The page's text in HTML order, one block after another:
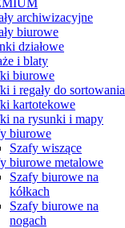
archiwizacyjne
biurowe
działowe
i blaty
biurowe
i regały do sortowania
kartotekowe
na rysunki i mapy
biurowe
Szafy wiszące
biurowe metalowe
Szafy biurowe na
kółkach
Szafy biurowe na
nogach